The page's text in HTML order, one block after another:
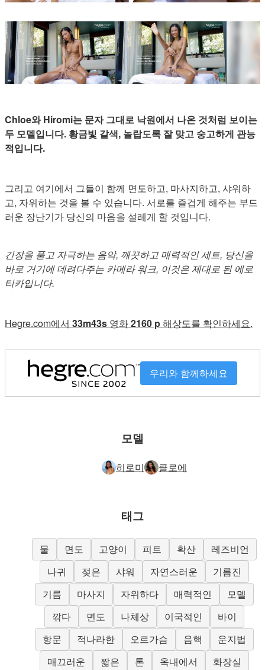
Chloe와 Hiromi는 문자 그대로 낙원에서 나온 것처럼 보이는
두 모델입니다. 황금빛 갈색, 놀랍도록 잘 맞고 숭고하게 관능
적입니다.
그리고 여기에서 그들이 함께 면도하고, 마사지하고, 샤워하
고, 자위하는 것을 볼 수 있습니다. 서로를 즐겁게 해주는 부드
러운 장난기가 당신의 마음을 설레게 할 것입니다.
긴장을 풀고 자극하는 음악, 깨끗하고 매력적인 세트, 당신을
바로 거기에 데려다주는 카메라 워크, 이것은 제대로 된 에로
티카입니다.
Hegre.com에서 33m43s 영화2160 p해상도를 확인하세요.
우리와 함께하세요
모델
히로미 클로에
태그
물 면도 고양이 피트 확산
레즈비언
나귀
젖은 샤워 자연스러운
기름진
기름
마사지 자위하다 매력적인
모델
깎다
면도 나체상 이국적인
바이
항문
적나라한 오르가슴 음핵
운지법
매끄러운
짧은 톤 옥내에서
화장실